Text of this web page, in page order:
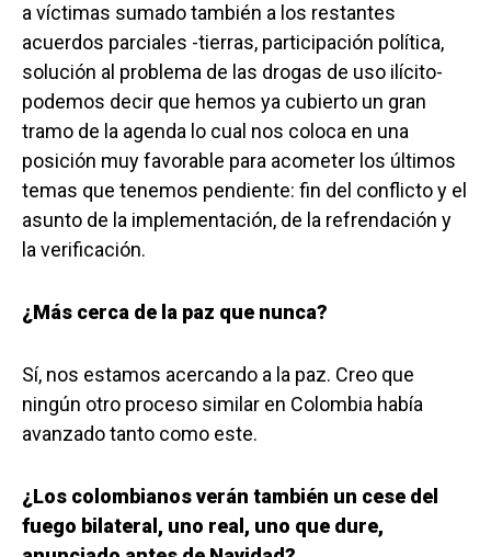
a víctimas sumado también a los restantes
acuerdos parciales -tierras, participación política,
solución al problema de las drogas de uso ilícito-
podemos decir que hemos ya cubierto un gran
tramo de la agenda lo cual nos coloca en una
posición muy favorable para acometer los últimos
temas que tenemos pendiente: fin del conflicto y el
asunto de la implementación, de la refrendación y
la verificación.
¿Más cerca de la paz que nunca?
Sí, nos estamos acercando a la paz. Creo que
ningún otro proceso similar en Colombia había
avanzado tanto como este.
¿Los colombianos verán también un cese del
fuego bilateral, uno real, uno que dure,